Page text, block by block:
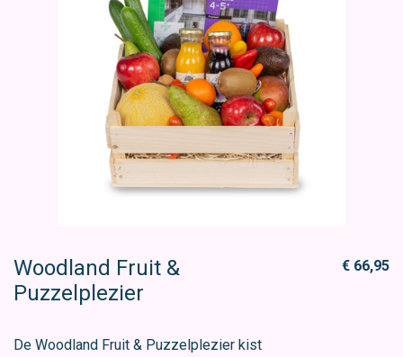
Woodland Fruit &
Puzzelplezier
De Woodland Fruit & Puzzelplezier kist
€ 66,95